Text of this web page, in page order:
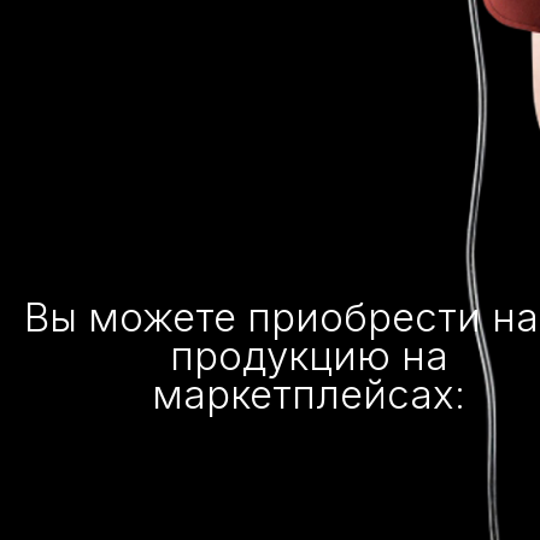
Вы можете приобрести
продукцию на
маркетплейсах: